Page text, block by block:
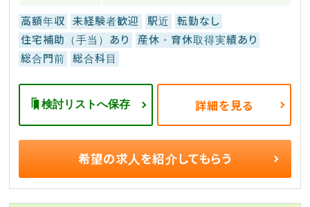
高額年収 未経験者歓迎 駅近
転勤なし
住宅補助（手当）あり
産休・育休取得実績あり
総合門前
総合科目
検討リストへ保存 詳細を見る
希望の求人を紹介してもらう